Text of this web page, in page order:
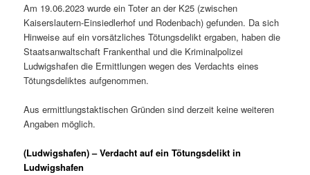
Am 19.06.2023 wurde ein Toter an der K25 (zwischen
Kaiserslautern-Einsiedlerhof und Rodenbach) gefunden. Da sich
Hinweise auf ein vorsätzliches Tötungsdelikt ergaben, haben die
Staatsanwaltschaft Frankenthal und die Kriminalpolizei
Ludwigshafen die Ermittlungen wegen des Verdachts eines
Tötungsdeliktes aufgenommen.
Aus ermittlungstaktischen Gründen sind derzeit keine weiteren
Angaben möglich.
(Ludwigshafen) – Verdacht auf ein Tötungsdelikt in
Ludwigshafen